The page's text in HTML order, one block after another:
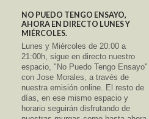
NO PUEDO TENGO ENSAYO,
AHORA EN DIRECTO LUNES Y
MIÉRCOLES.
Lunes y Miércoles de 20:00 a
21:00h, sigue en directo nuestro
espacio, "No Puedo Tengo Ensayo"
con Jose Morales, a través de
nuestra emisión online. El resto de
días, en ese mismo espacio y
horario seguirán disfrutando de